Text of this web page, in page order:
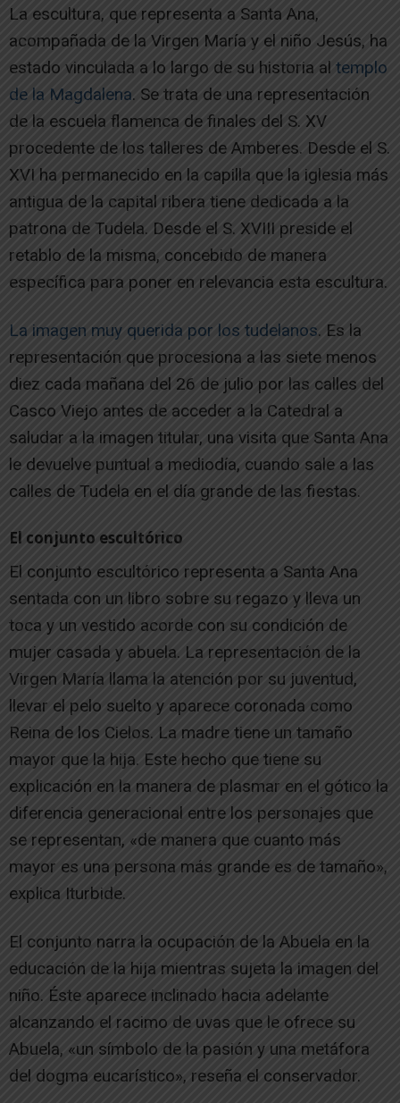
La escultura, que representa a Santa Ana,
acompañada de la Virgen María y el niño Jesús, ha
estado vinculada a lo largo de su historia al templo
de la Magdalena. Se trata de una representación
de la escuela flamenca de finales del S. XV
procedente de los talleres de Amberes. Desde el S.
XVI ha permanecido en la capilla que la iglesia más
antigua de la capital ribera tiene dedicada a la
patrona de Tudela. Desde el S. XVIII preside el
retablo de la misma, concebido de manera
específica para poner en relevancia esta escultura.
La imagen muy querida por los tudelanos. Es la
representación que procesiona a las siete menos
diez cada mañana del 26 de julio por las calles del
Casco Viejo antes de acceder a la Catedral a
saludar a la imagen titular, una visita que Santa Ana
le devuelve puntual a mediodía, cuando sale a las
calles de Tudela en el día grande de las fiestas.
El conjunto escultórico
El conjunto escultórico representa a Santa Ana
sentada con un libro sobre su regazo y lleva un
toca y un vestido acorde con su condición de
mujer casada y abuela. La representación de la
Virgen María llama la atención por su juventud,
llevar el pelo suelto y aparece coronada como
Reina de los Cielos. La madre tiene un tamaño
mayor que la hija. Este hecho que tiene su
explicación en la manera de plasmar en el gótico la
diferencia generacional entre los personajes que
se representan, «de manera que cuanto más
mayor es una persona más grande es de tamaño»,
explica Iturbide.
El conjunto narra la ocupación de la Abuela en la
educación de la hija mientras sujeta la imagen del
niño. Éste aparece inclinado hacia adelante
alcanzando el racimo de uvas que le ofrece su
Abuela, «un símbolo de la pasión y una metáfora
del dogma eucarístico», reseña el conservador.